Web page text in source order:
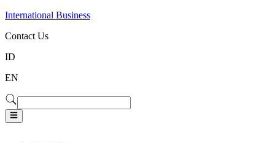
International Business
Contact Us
ID
EN